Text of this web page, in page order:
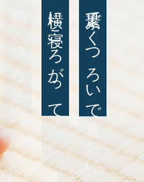
フローリングに置くだけ。
スタイリッシュに
和のくつろぎ空間。